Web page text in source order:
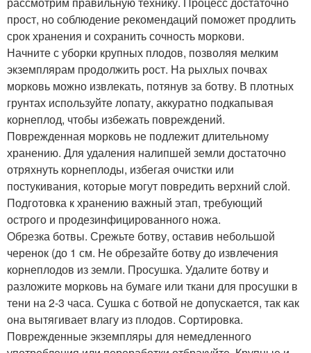
прост, но соблюдение рекомендаций поможет продлить
срок хранения и сохранить сочность моркови.
Начните с уборки крупных плодов, позволяя мелким
экземплярам продолжить рост. На рыхлых почвах
морковь можно извлекать, потянув за ботву. В плотных
грунтах используйте лопату, аккуратно подкапывая
корнеплод, чтобы избежать повреждений.
Поврежденная морковь не подлежит длительному
хранению. Для удаления налипшей земли достаточно
отряхнуть корнеплоды, избегая очистки или
постукивания, которые могут повредить верхний слой.
Подготовка к хранению важный этап, требующий
острого и продезинфицированного ножа.
Обрезка ботвы. Срежьте ботву, оставив небольшой
черенок (до 1 см. Не обрезайте ботву до извлечения
корнеплодов из земли. Просушка. Удалите ботву и
разложите морковь на бумаге или ткани для просушки в
тени на 2-3 часа. Сушка с ботвой не допускается, так как
она вытягивает влагу из плодов. Сортировка.
Поврежденные экземпляры для немедленного